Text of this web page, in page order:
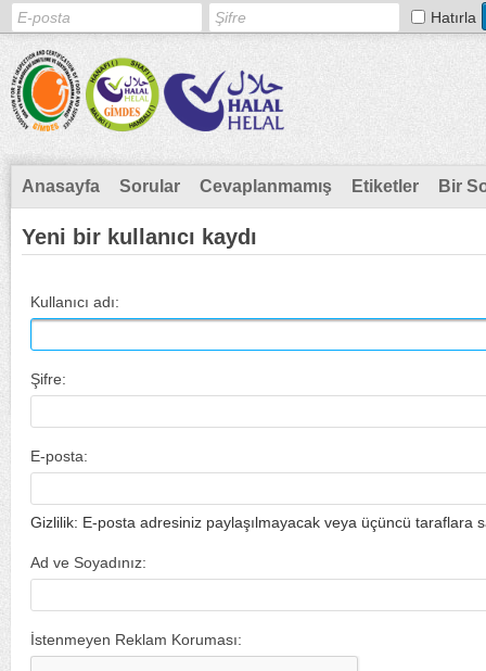
Hatırla
Anasayfa Sorular Cevaplanmamış Etiketler Bir
Yeni bir kullanıcı kaydı
Kullanıcı adı:
Şifre:
E-posta:
Gizlilik: E-posta adresiniz paylaşılmayacak veya üçüncü taraflara
Ad ve Soyadınız:
İstenmeyen Reklam Koruması: